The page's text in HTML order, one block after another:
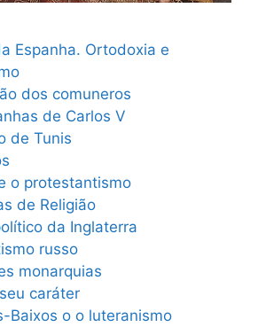
Espanha. Ortodoxia e
dos comuneros
de Carlos V
de Tunis
o protestantismo
de Religião
da Inglaterra
russo
monarquias
caráter
Baixos o o luteranismo